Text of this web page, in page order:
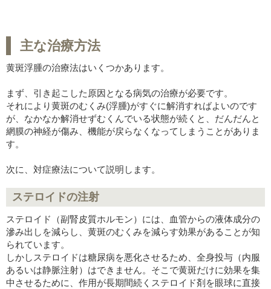
主な治療方法
黄斑浮腫の治療法はいくつかあります。
まず、引き起こした原因となる病気の治療が必要です。
それにより黄斑のむくみ(浮腫)がすぐに解消すればよいのです
が、なかなか解消せずむくんでいる状態が続くと、だんだんと
網膜の神経が傷み、機能が戻らなくなってしまうことがありま
す。
次に、対症療法について説明します。
ステロイドの注射
ステロイド（副腎皮質ホルモン）には、血管からの液体成分の
滲み出しを減らし、黄斑のむくみを減らす効果があることが知
られています。
しかしステロイドは糖尿病を悪化させるため、全身投与（内服
あるいは静脈注射）はできません。そこで黄斑だけに効果を集
中させるために、作用が長期間続くステロイド剤を眼球に直接